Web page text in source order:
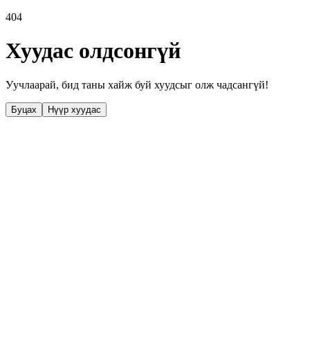
404
Хуудас олдсонгүй
Уучлаарай, бид таны хайж буй хуудсыг олж чадсангүй!
Буцах Нүүр хуудас